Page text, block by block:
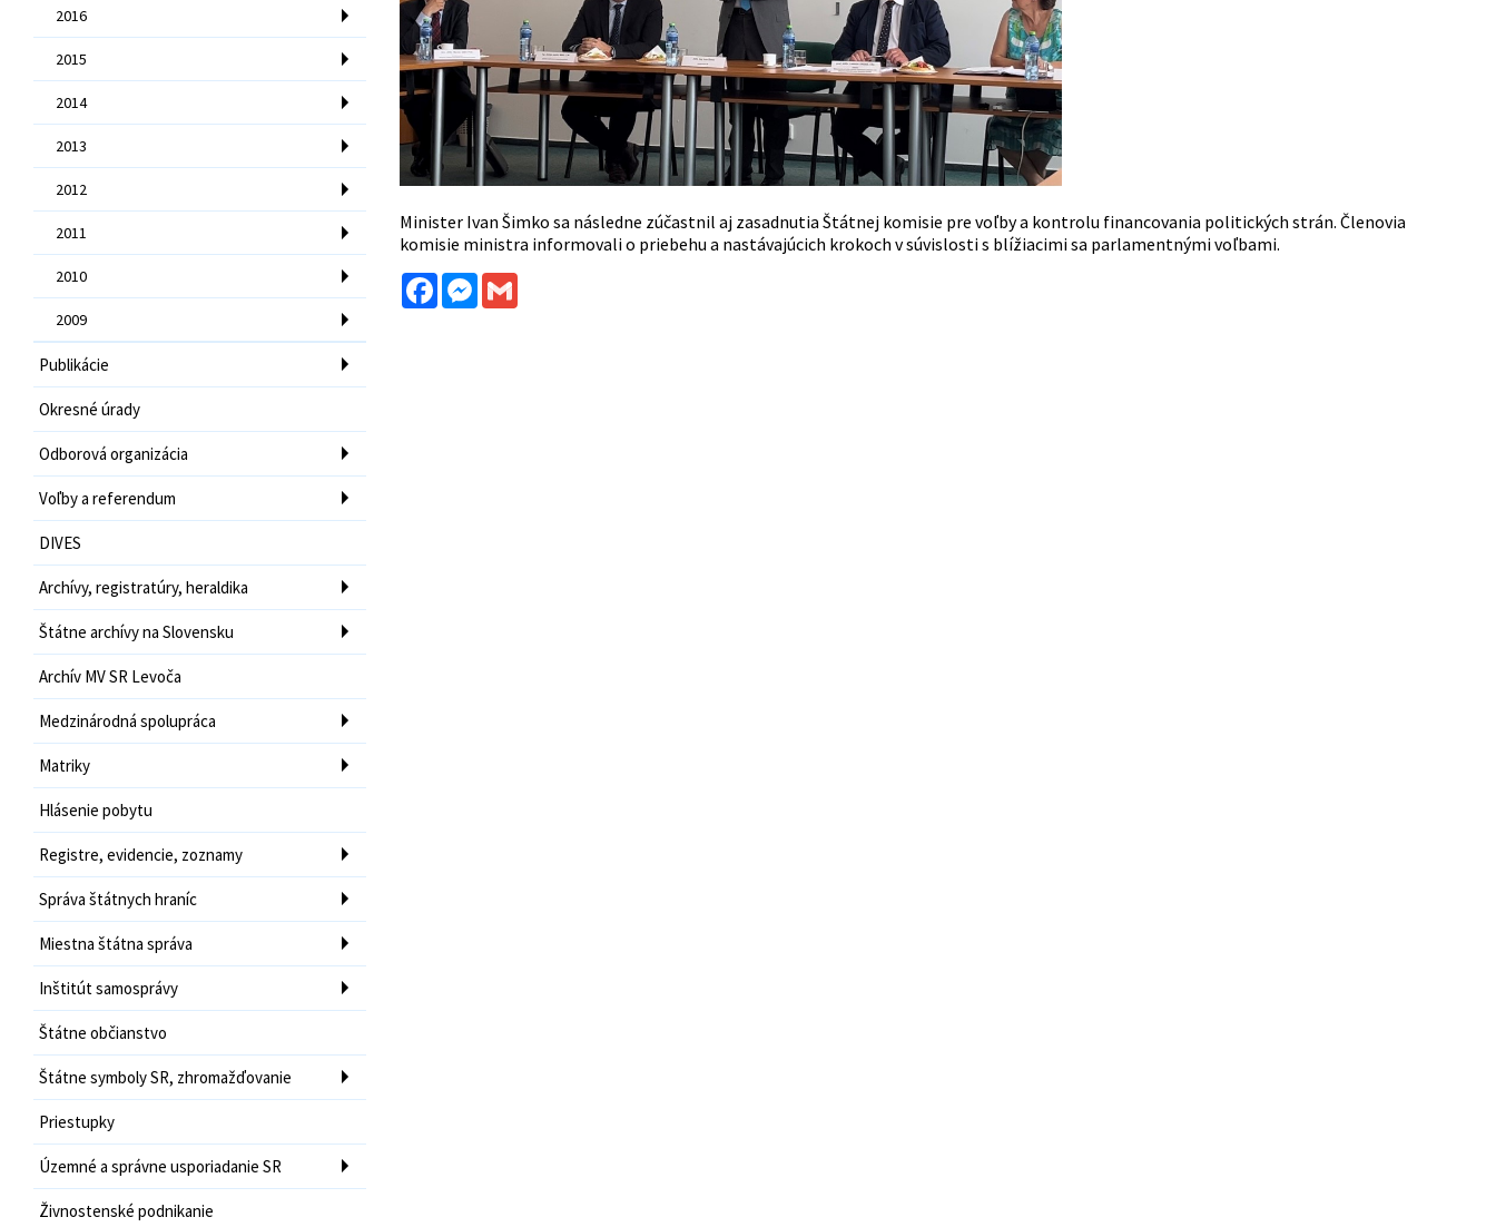
2016
2015
2014
2013
2012
2011
2010
2009
Publikácie
Okresné úrady
Odborová organizácia
Voľby a referendum
DIVES
Archívy, registratúry, heraldika
Štátne archívy na Slovensku
Archív MV SR Levoča
Medzinárodná spolupráca
Matriky
Hlásenie pobytu
Registre, evidencie, zoznamy
Správa štátnych hraníc
Miestna štátna správa
Inštitút samosprávy
Štátne občianstvo
Štátne symboly SR, zhromažďovanie
Priestupky
Územné a správne usporiadanie SR
Živnostenské podnikanie
Minister Ivan Šimko sa následne zúčastnil aj zasadnutia Štátnej komisie pre voľby a kontrolu financovania politických strán. Členovia
komisie ministra informovali o priebehu a nastávajúcich krokoch v súvislosti s blížiacimi sa parlamentnými voľbami.
FacebookMessenger
Gmail